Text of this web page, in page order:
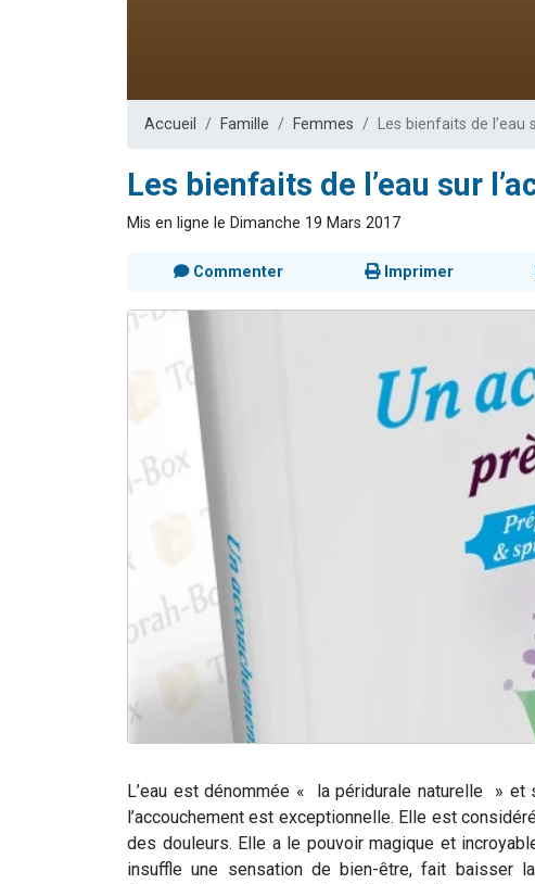
Il reste 49
Accueil Famille Femmes Les bienfaits de l’eau
Les bienfaits de l’eau sur
Mis en ligne le Dimanche 19 Mars 2017
Commenter Imprimer
L’eau est dénommée « la péridurale naturelle »
l’accouchement est exceptionnelle. Elle est
des douleurs. Elle a le pouvoir magique et
insuffle une sensation de bien-être, fait baisser